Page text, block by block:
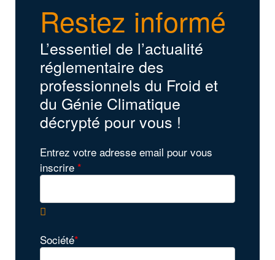
Restez informé
L’essentiel de l’actualité
réglementaire des
professionnels du Froid et
du Génie Climatique
décrypté pour vous !
Entrez votre adresse email pour vous
inscrire *
Société*